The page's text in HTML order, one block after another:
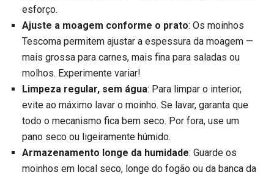
esforço.
Ajuste a moagem conforme o prato: Os moinhos
Tescoma permitem ajustar a espessura da moagem —
mais grossa para carnes, mais fina para saladas ou
molhos. Experimente variar!
Limpeza regular, sem água: Para limpar o interior,
evite ao máximo lavar o moinho. Se lavar, garanta que
todo o mecanismo fica bem seco. Por fora, use um
pano seco ou ligeiramente húmido.
Armazenamento longe da humidade: Guarde os
moinhos em local seco, longe do fogão ou da banca da